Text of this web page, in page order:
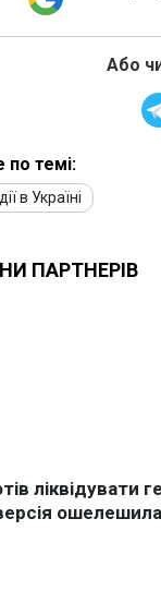
Або
по темі:
в Україні